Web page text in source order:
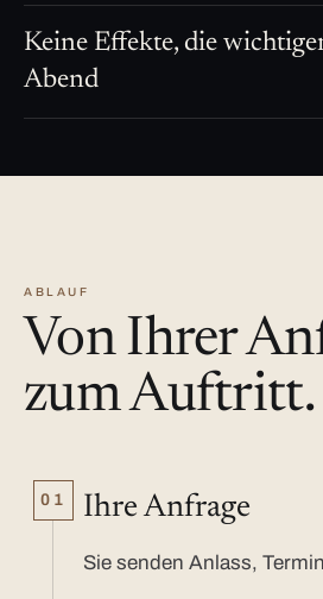
Keine Effekte, die
Abend
ABLAUF
Von Ihrer
zum Auftritt.
01 Ihre Anfrage
Sie senden Anlass,